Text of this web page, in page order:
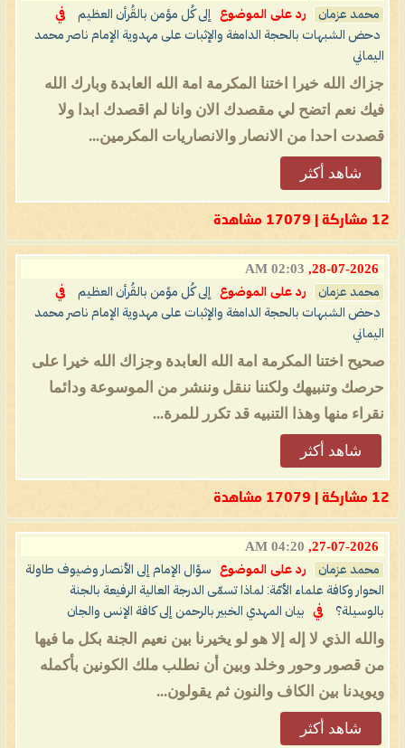
محمد عزمان رد على الموضوع إلى كُل مؤمن بالقُرأن العظيم
في
دحض الشبهات بالحجة الدامغة والإثبات على مهدوية الإمام ناصر محمد
اليماني
جزاك الله خيرا اختنا المكرمة امة الله العابدة وبارك الله
فيك نعم اتضح لي مقصدك الان وانا لم اقصدك ابدا ولا
قصدت احدا من الانصار والانصاريات المكرمين...
شاهد أكثر
12 مشاركة | 17079 مشاهدة
28-07-2026,
02:03 AM
محمد عزمان رد على الموضوع إلى كُل مؤمن بالقُرأن العظيم
في
دحض الشبهات بالحجة الدامغة والإثبات على مهدوية الإمام ناصر محمد
اليماني
صحيح اختنا المكرمة امة الله العابدة وجزاك الله خيرا على
حرصك وتنبيهك ولكننا ننقل وننشر من الموسوعة ودائما
نقراء منها وهذا التنبيه قد تكرر للمرة...
شاهد أكثر
12 مشاركة | 17079 مشاهدة
27-07-2026,
04:20 AM
محمد عزمان رد على الموضوع
سؤال الإمام إلى الأنصار وضيوف طاولة
الحوار وكافة علماء الأمّة: لماذا تسمّى الدرجة العالية الرفيعة بالجنة
بالوسيلة؟
في بيان المهدي الخبير بالرحمن إلى كافة الإنس والجان
والله الذي لا إله إلا هو لو يخيرنا بين نعيم الجنة بكل ما فيها
من قصور وحور وخلد وبين أن نطلب ملك الكونين بأكمله
ويويدنا بين الكاف والنون ثم يقولون...
شاهد أكثر